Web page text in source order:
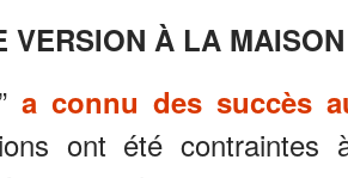
VERSION À LA
a connu des succès
ont été contraintes